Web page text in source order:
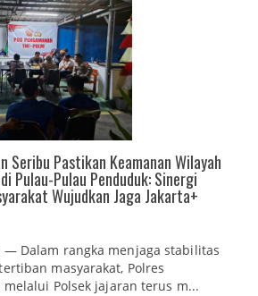
Seribu Pastikan Keamanan Wilayah
Pulau-Pulau Penduduk: Sinergi
Wujudkan Jaga Jakarta+
— Dalam rangka menjaga stabilitas
masyarakat, Polres
Polsek jajaran terus m...